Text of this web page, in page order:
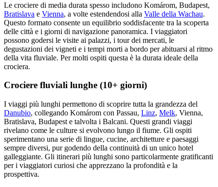
Le crociere di media durata spesso includono Komárom, Budapest,
Bratislava e Vienna, a volte estendendosi alla Valle della Wachau.
Questo formato consente un equilibrio soddisfacente tra la scoperta
delle città e i giorni di navigazione panoramica. I viaggiatori
possono godersi le visite ai palazzi, i tour dei mercati, le
degustazioni dei vigneti e i tempi morti a bordo per abituarsi al ritmo
della vita fluviale. Per molti ospiti questa è la durata ideale della
crociera.
Crociere fluviali lunghe (10+ giorni)
I viaggi più lunghi permettono di scoprire tutta la grandezza del
Danubio, collegando Komárom con Passau, Linz, Melk, Vienna,
Bratislava, Budapest e talvolta i Balcani. Questi grandi viaggi
rivelano come le culture si evolvono lungo il fiume. Gli ospiti
sperimentano una serie di lingue, cucine, architetture e paesaggi
sempre diversi, pur godendo della continuità di un unico hotel
galleggiante. Gli itinerari più lunghi sono particolarmente gratificanti
per i viaggiatori curiosi che apprezzano la profondità e la
prospettiva.